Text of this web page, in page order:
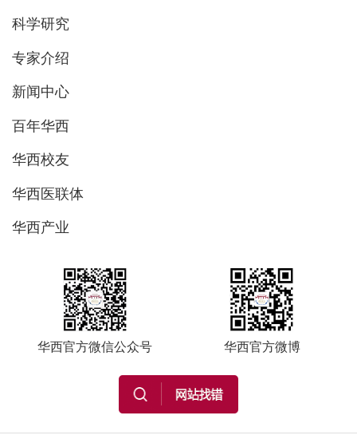
科学研究
专家介绍
新闻中心
百年华西
华西校友
华西医联体
华西产业
华西官方微信公众号 华西官方微博